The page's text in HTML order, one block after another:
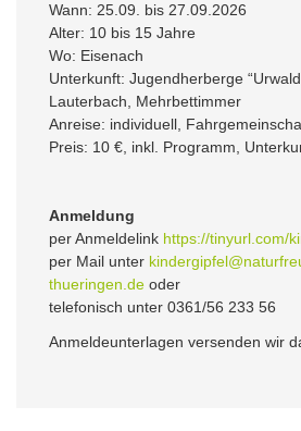
Wann: 25.09. bis 27.09.2026
Alter: 10 bis 15 Jahre
Wo: Eisenach
Unterkunft: Jugendherberge
Lauterbach, Mehrbettimmer
Anreise: individuell,
Preis: 10 €, inkl. Programm,
Anmeldung
per Anmeldelink https://tinyurl.com/
per Mail unter
thueringen.de oder
telefonisch unter 0361/56 233 56
Anmeldeunterlagen versenden wir